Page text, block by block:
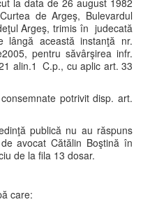
la data de 26 august 1982
de Argeş, Bulevardul
Argeş, trimis în judecată
lângă această instanţă nr.
pentru săvârşirea infr.
alin.1 C.p., cu aplic art. 33
potrivit disp. art.
publică nu au răspuns
avocat Cătălin Boştină în
de la fila 13 dosar.
care: